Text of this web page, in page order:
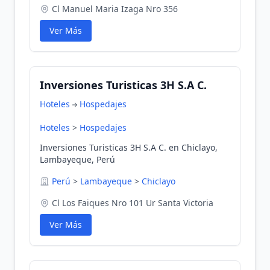
Cl Manuel Maria Izaga Nro 356
Ver Más
Inversiones Turisticas 3H S.A C.
Hoteles Hospedajes
Hoteles > Hospedajes
Inversiones Turisticas 3H S.A C. en Chiclayo,
Lambayeque, Perú
Perú > Lambayeque > Chiclayo
Cl Los Faiques Nro 101 Ur Santa Victoria
Ver Más